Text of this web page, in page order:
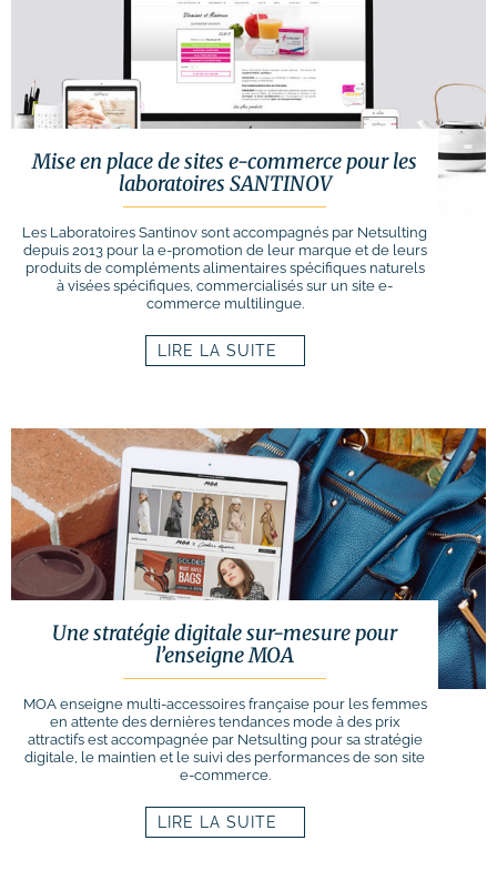
Mise en place de sites e-commerce pour les
laboratoires SANTINOV
Les Laboratoires Santinov sont accompagnés par Netsulting
depuis 2013 pour la e-promotion de leur marque et de leurs
produits de compléments alimentaires spécifiques naturels
à visées spécifiques, commercialisés sur un site e-
commerce multilingue.
LIRE LA SUITE
Une stratégie digitale sur-mesure pour
l’enseigne MOA
MOA enseigne multi-accessoires française pour les femmes
en attente des dernières tendances mode à des prix
attractifs est accompagnée par Netsulting pour sa stratégie
digitale, le maintien et le suivi des performances de son site
e-commerce.
LIRE LA SUITE